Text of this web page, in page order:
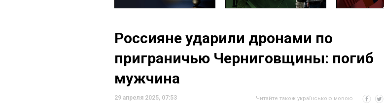
Россияне ударили дронами по
приграничью Черниговщины: погиб
мужчина
29 апреля 2025, 07:53 Читайте також українською мовою